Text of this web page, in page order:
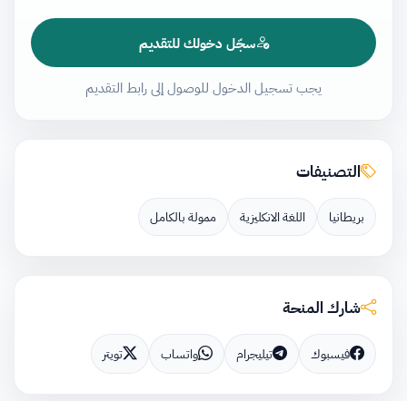
سجّل دخولك للتقديم
يجب تسجيل الدخول للوصول إلى رابط التقديم
التصنيفات
بريطانيا اللغة الانكليزية ممولة بالكامل
شارك المنحة
فيسبوك تيليجرام واتساب تويتر